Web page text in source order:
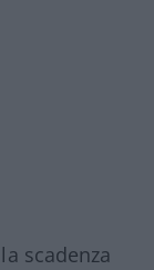
scadenza